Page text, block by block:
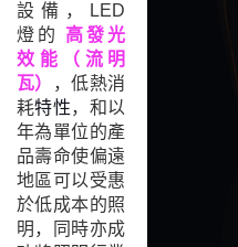
設備，LED
燈的 高發光
效能
（ 流明
瓦）
，低熱消
耗特性，和以
年為單位的產
品壽命使偏遠
地區可以受惠
於低成本的照
明，同時亦成